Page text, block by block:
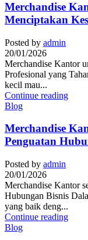
Merchandise
Menciptakan
Posted by admin
20/01/2026
Merchandise Kantor
Profesional yang
kecil mau...
Continue reading
Blog
Merchandise
Penguatan
Posted by admin
20/01/2026
Merchandise Kantor
Hubungan Bisnis
yang baik deng...
Continue reading
Blog